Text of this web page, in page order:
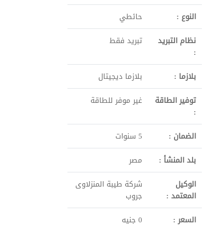
النوع :
حائطي
نظام التبريد
:
تبريد فقط
بلازما :
بلازما ديجيتال
توفير الطاقة
:
غير موفر للطاقة
الضمان :
5 سنوات
بلد المنشأ :
مصر
الوكيل
المعتمد :
شركة طيبة المنزلاوى
جروب
السعر :
0 جنيه